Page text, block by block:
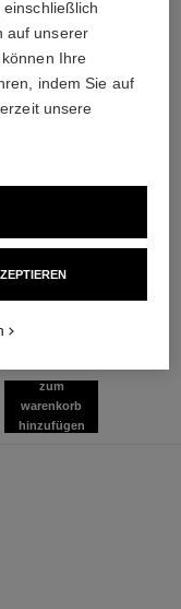
beauty crème
Schutz Leuchtkraft
98 chf
zum
warenkorb
hinzufügen
auf unserer
Ihre
indem Sie auf
unsere